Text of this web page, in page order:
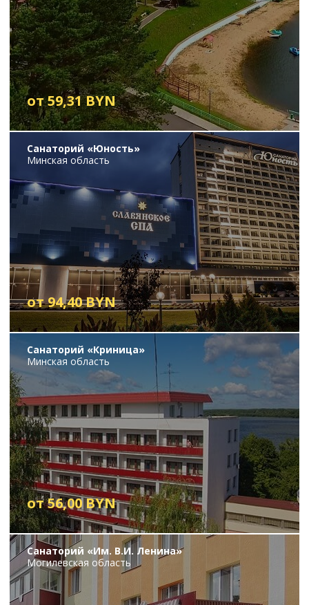
от 59,31 BYN
Санаторий «Юность»
Минская область
от 94,40 BYN
Санаторий «Криница»
Минская область
от 56,00 BYN
Санаторий «Им. В.И. Ленина»
Могилевская область